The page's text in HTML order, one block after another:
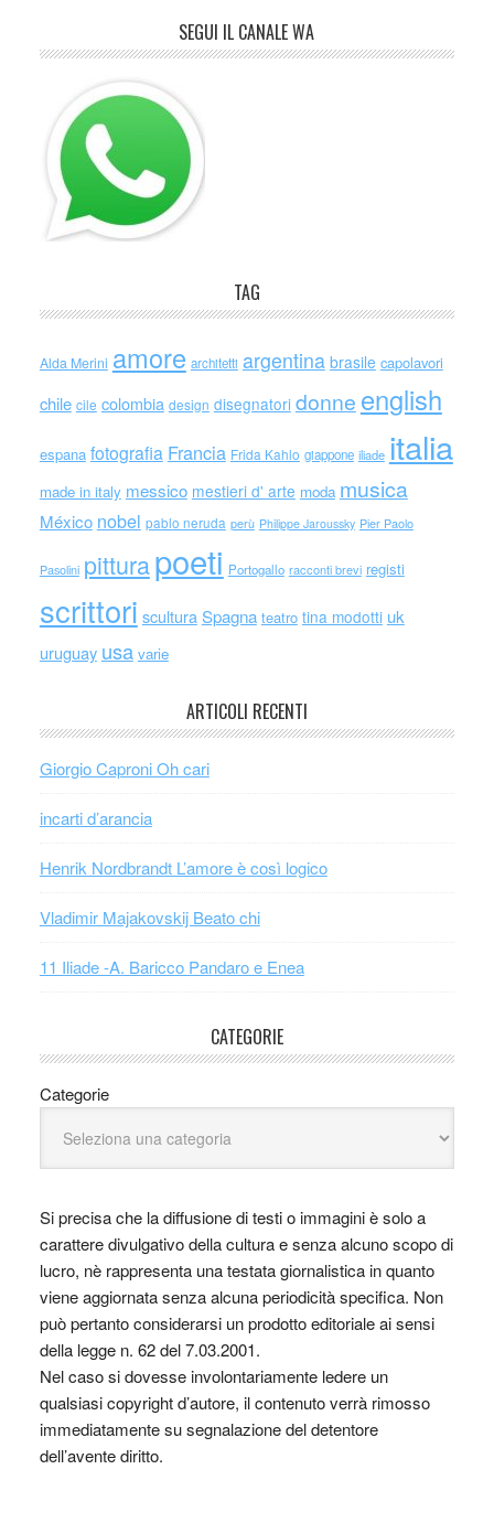
SEGUI IL CANALE WA
TAG
Alda Merini amore architetti argentina brasile capolavori
chile cile colombia design disegnatori donne english
espana fotografia Francia Frida Kahlo giappone iliade italia
made in italy messico mestieri d' arte moda musica
México nobel pablo neruda perù Philippe Jaroussky Pier Paolo
Pasolini pitturapoeti Portogallo racconti brevi registi
scrittori scultura Spagna teatro tina modotti uk
uruguay usa varie
ARTICOLI RECENTI
Giorgio Caproni Oh cari
incarti d’arancia
Henrik Nordbrandt L’amore è così logico
Vladimir Majakovskij Beato chi
11 Iliade -A. Baricco Pandaro e Enea
CATEGORIE
Categorie
Si precisa che la diffusione di testi o immagini è solo a
carattere divulgativo della cultura e senza alcuno scopo di
lucro, nè rappresenta una testata giornalistica in quanto
viene aggiornata senza alcuna periodicità specifica. Non
può pertanto considerarsi un prodotto editoriale ai sensi
della legge n. 62 del 7.03.2001.
Nel caso si dovesse involontariamente ledere un
qualsiasi copyright d’autore, il contenuto verrà rimosso
immediatamente su segnalazione del detentore
dell’avente diritto.